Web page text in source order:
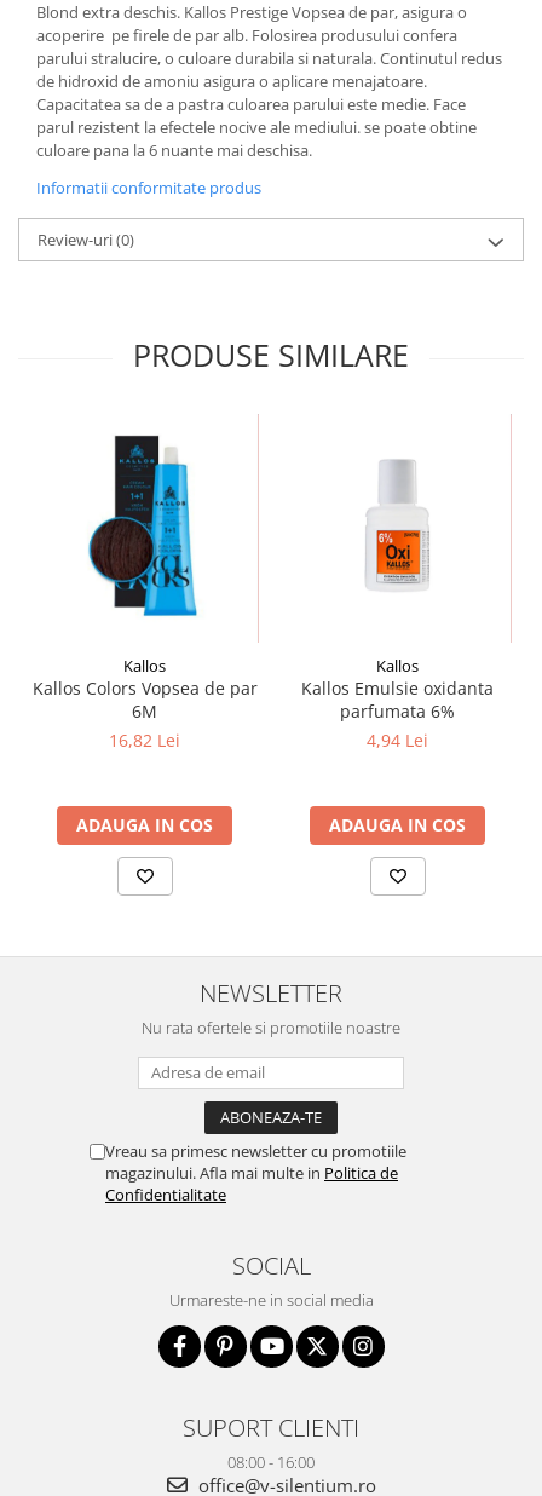
Blond extra deschis. Kallos Prestige Vopsea de par, asigura o
acoperire pe firele de par alb. Folosirea produsului confera
parului stralucire, o culoare durabila si naturala. Continutul redus
de hidroxid de amoniu asigura o aplicare menajatoare.
Capacitatea sa de a pastra culoarea parului este medie. Face
parul rezistent la efectele nocive ale mediului. se poate obtine
culoare pana la 6 nuante mai deschisa.
Informatii conformitate produs
Review-uri(0)
PRODUSE SIMILARE
Kallos
Kallos Colors Vopsea de par
6M
16,82 Lei
ADAUGA IN COS
Kallos
Kallos Emulsie oxidanta
parfumata 6%
4,94 Lei
ADAUGA IN COS
NEWSLETTER
Nu rata ofertele si promotiile noastre
Vreau sa primesc newsletter cu promotiile
magazinului. Afla mai multe in Politica de
Confidentialitate
SOCIAL
Urmareste-ne in social media
SUPORT CLIENTI
08:00 - 16:00
office@v-silentium.ro